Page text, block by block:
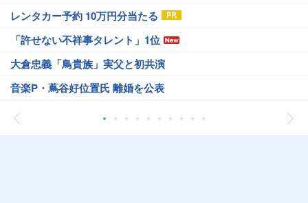
レンタカー予約 10万円分当たる
「許せない不祥事タレント」1位
大倉忠義「鳥貴族」実父と初共演
音楽P・蔦谷好位置氏 離婚を公表